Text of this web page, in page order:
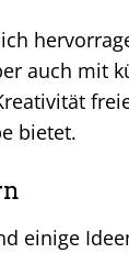
auch mit
bietet.
einige